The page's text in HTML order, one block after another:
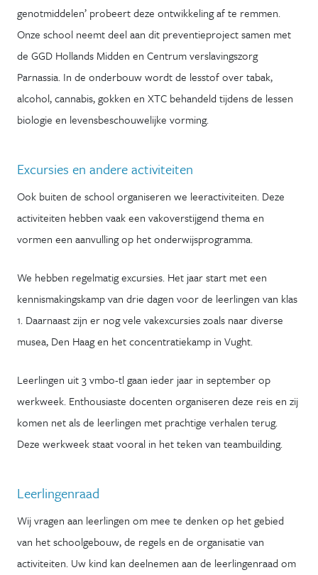
genotmiddelen’ probeert deze ontwikkeling af te remmen.
Onze school neemt deel aan dit preventieproject samen met
de GGD Hollands Midden en Centrum verslavingszorg
Parnassia. In de onderbouw wordt de lesstof over tabak,
alcohol, cannabis, gokken en XTC behandeld tijdens de lessen
biologie en levensbeschouwelijke vorming.
Excursies en andere activiteiten
Ook buiten de school organiseren we leeractiviteiten. Deze
activiteiten hebben vaak een vakoverstijgend thema en
vormen een aanvulling op het onderwijsprogramma.
We hebben regelmatig excursies. Het jaar start met een
kennismakingskamp van drie dagen voor de leerlingen van klas
1. Daarnaast zijn er nog vele vakexcursies zoals naar diverse
musea, Den Haag en het concentratiekamp in Vught.
Leerlingen uit 3 vmbo-tl gaan ieder jaar in september op
werkweek. Enthousiaste docenten organiseren deze reis en zij
komen net als de leerlingen met prachtige verhalen terug.
Deze werkweek staat vooral in het teken van teambuilding.
Leerlingenraad
Wij vragen aan leerlingen om mee te denken op het gebied
van het schoolgebouw, de regels en de organisatie van
activiteiten. Uw kind kan deelnemen aan de leerlingenraad om